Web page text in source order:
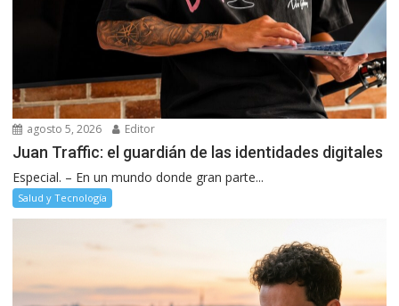
agosto 5, 2026 Editor
Juan Traffic: el guardián de las identidades digitales
Especial. – En un mundo donde gran parte...
Salud y Tecnología